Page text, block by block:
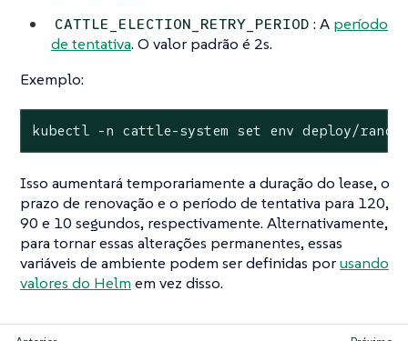
CATTLE_ELECTION_RETRY_PERIOD : A período
de tentativa. O valor padrão é 2s.
Exemplo:
kubectl -n cattle-system set env deploy/rancher
Isso aumentará temporariamente a duração do lease, o
prazo de renovação e o período de tentativa para 120,
90 e 10 segundos, respectivamente. Alternativamente,
para tornar essas alterações permanentes, essas
variáveis de ambiente podem ser definidas porusando
valores do Helm em vez disso.